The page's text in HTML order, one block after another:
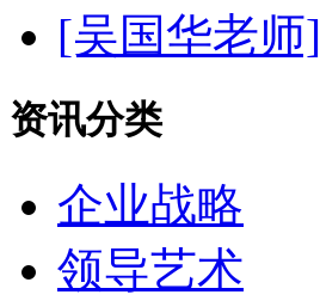
[吴国华老师]
资讯分类
企业战略
领导艺术